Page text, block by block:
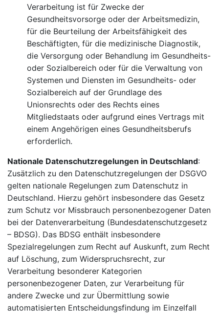
Verarbeitung ist für Zwecke der
Gesundheitsvorsorge oder der Arbeitsmedizin,
für die Beurteilung der Arbeitsfähigkeit des
Beschäftigten, für die medizinische Diagnostik,
die Versorgung oder Behandlung im Gesundheits-
oder Sozialbereich oder für die Verwaltung von
Systemen und Diensten im Gesundheits- oder
Sozialbereich auf der Grundlage des
Unionsrechts oder des Rechts eines
Mitgliedstaats oder aufgrund eines Vertrags mit
einem Angehörigen eines Gesundheitsberufs
erforderlich.
Nationale Datenschutzregelungen in Deutschland:
Zusätzlich zu den Datenschutzregelungen der DSGVO
gelten nationale Regelungen zum Datenschutz in
Deutschland. Hierzu gehört insbesondere das Gesetz
zum Schutz vor Missbrauch personenbezogener Daten
bei der Datenverarbeitung (Bundesdatenschutzgesetz
– BDSG). Das BDSG enthält insbesondere
Spezialregelungen zum Recht auf Auskunft, zum Recht
auf Löschung, zum Widerspruchsrecht, zur
Verarbeitung besonderer Kategorien
personenbezogener Daten, zur Verarbeitung für
andere Zwecke und zur Übermittlung sowie
automatisierten Entscheidungsfindung im Einzelfall